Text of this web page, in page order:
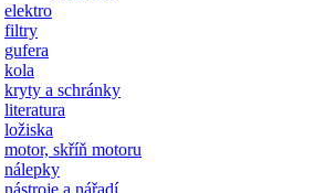
elektro
filtry
gufera
kola
kryty a schránky
literatura
ložiska
motor, skříň motoru
nálepky
nástroje a nářadí